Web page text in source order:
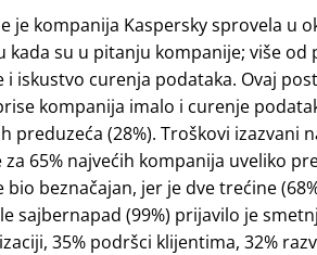
je kompanija Kaspersky sprovela
su u pitanju kompanije; više od
i iskustvo curenja podataka. Ovaj
kompanija imalo i curenje
preduzeća (28%). Troškovi
65% najvećih kompanija uveliko
beznačajan, jer je dve trećine
sajbernapad (99%) prijavilo je
35% podršci klijentima, 32%